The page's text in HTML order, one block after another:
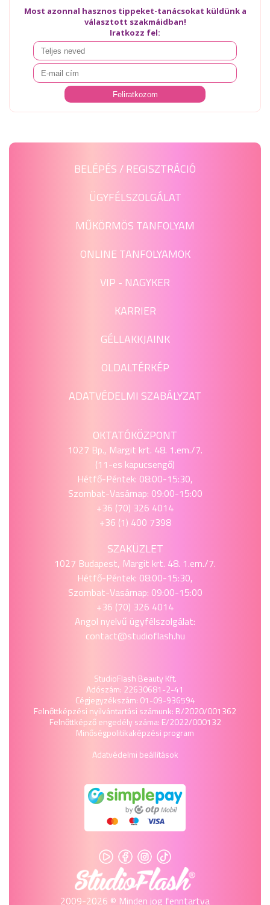
Most azonnal hasznos tippeket-tanácsokat küldünk a
választott szakmáidban!
Iratkozz fel:
BELÉPÉS / REGISZTRÁCIÓ
ÜGYFÉLSZOLGÁLAT
MŰKÖRMÖS TANFOLYAM
ONLINE TANFOLYAMOK
VIP - NAGYKER
KARRIER
GÉLLAKKJAINK
OLDALTÉRKÉP
ADATVÉDELMI SZABÁLYZAT
OKTATÓKÖZPONT
1027 Bp., Margit krt. 48. 1.em./7.
(11-es kapucsengő)
Hétfő-Péntek: 08:00-15:30,
Szombat-Vasárnap: 09:00-15:00
+36 (70) 326 4014
+36 (1) 400 7398
SZAKÜZLET
1027 Budapest, Margit krt. 48. 1.em./7.
Hétfő-Péntek: 08:00-15:30,
Szombat-Vasárnap: 09:00-15:00
+36 (70) 326 4014
Angol nyelvű ügyfélszolgálat:
contact@studioflash.hu
StudioFlash Beauty Kft.
Adószám: 22630681-2-41
Cégjegyzékszám: 01-09-936594
Felnőttképzési nyilvántartási számunk: B/2020/001362
Felnőttképző engedély száma: E/2022/000132
Minőségpolitikaképzési program
Adatvédelmi beállítások
2009-2026 © Minden jog fenntartva